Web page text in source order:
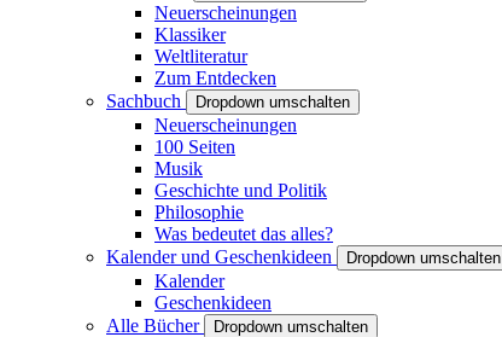
Neuerscheinungen
Klassiker
Weltliteratur
Zum Entdecken
Sachbuch
Dropdown umschalten
Neuerscheinungen
100 Seiten
Musik
Geschichte und Politik
Philosophie
Was bedeutet das alles?
Kalender und Geschenkideen
Dropdown umschalten
Kalender
Geschenkideen
Alle Bücher
Dropdown umschalten